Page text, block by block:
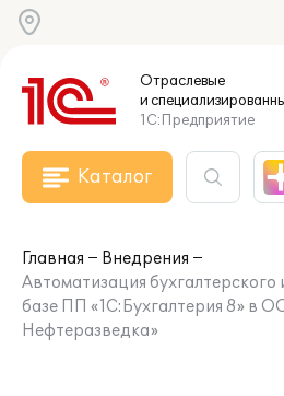
Отраслевые
и
1С:Предприятие
Каталог
Главная
Внедрения
Автоматизация бухгалтерского
базе ПП «1С:Бухгалтерия 8» в
Нефтеразведка»